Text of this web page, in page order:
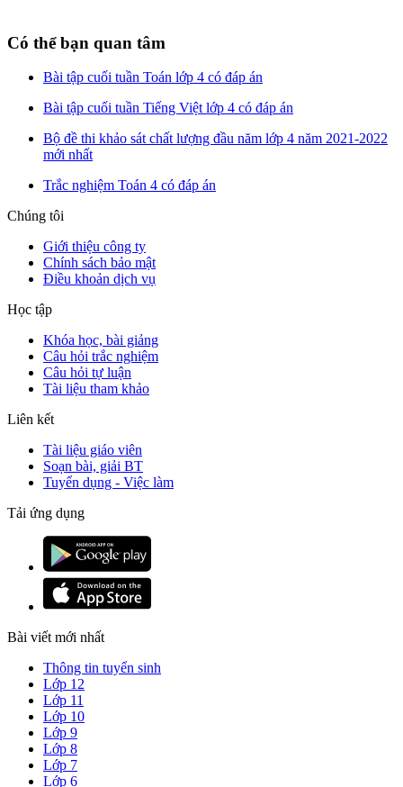
Có thể bạn quan tâm
Bài tập cuối tuần Toán lớp 4 có đáp án
Bài tập cuối tuần Tiếng Việt lớp 4 có đáp án
Bộ đề thi khảo sát chất lượng đầu năm lớp 4 năm 2021-2022
mới nhất
Trắc nghiệm Toán 4 có đáp án
Chúng tôi
Giới thiệu công ty
Chính sách bảo mật
Điều khoản dịch vụ
Học tập
Khóa học, bài giảng
Câu hỏi trắc nghiệm
Câu hỏi tự luận
Tài liệu tham khảo
Liên kết
Tài liệu giáo viên
Soạn bài, giải BT
Tuyển dụng - Việc làm
Tải ứng dụng
Bài viết mới nhất
Thông tin tuyển sinh
Lớp 12
Lớp 11
Lớp 10
Lớp 9
Lớp 8
Lớp 7
Lớp 6